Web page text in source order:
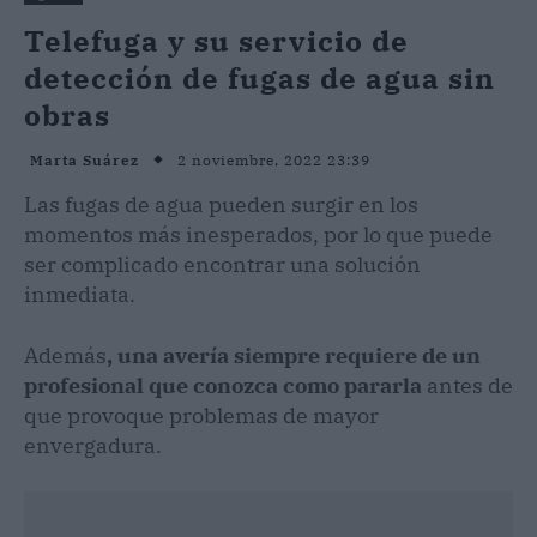
Telefuga y su servicio de
detección de fugas de agua sin
obras
Marta Suárez 2 noviembre, 2022 23:39
Las fugas de agua pueden surgir en los
momentos más inesperados, por lo que puede
ser complicado encontrar una solución
inmediata.
Además, una avería siempre requiere de un
profesional que conozca como pararla antes de
que provoque problemas de mayor
envergadura.